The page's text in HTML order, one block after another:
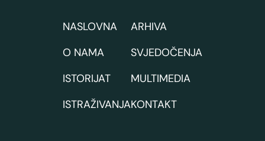
NASLOVNA
O NAMA
ISTORIJAT
ISTRAŽIVANJA
ARHIVA
SVJEDOČENJA
MULTIMEDIA
KONTAKT